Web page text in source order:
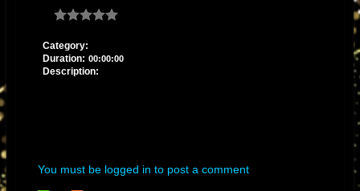
Category:
Duration: 00:00:00
Description:
You must be logged in to post a comment